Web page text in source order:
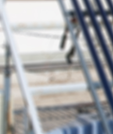
ΜΕΤΕΩΡΟΛΟΓΙΚΟΣ ΣΤΑΘΜΟΣ
Real time measures
ΒΙΒΛΙΟ ΑΦΑΛΑΤΩΣΗΣ
Θερμική Ηλιακή Αφαλάτωση:
Εφαρμογές της ηλιακής ενέργειας
στην αφαλάτωση
Βραδιά Ερευνητή
(pre-event)
Επίσκεψη μαθητών